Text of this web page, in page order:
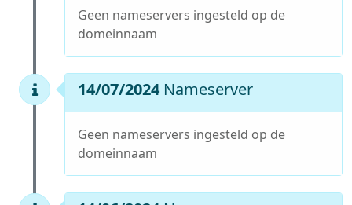
Geen nameservers ingesteld op de
domeinnaam
14/07/2024 Nameserver
Geen nameservers ingesteld op de
domeinnaam